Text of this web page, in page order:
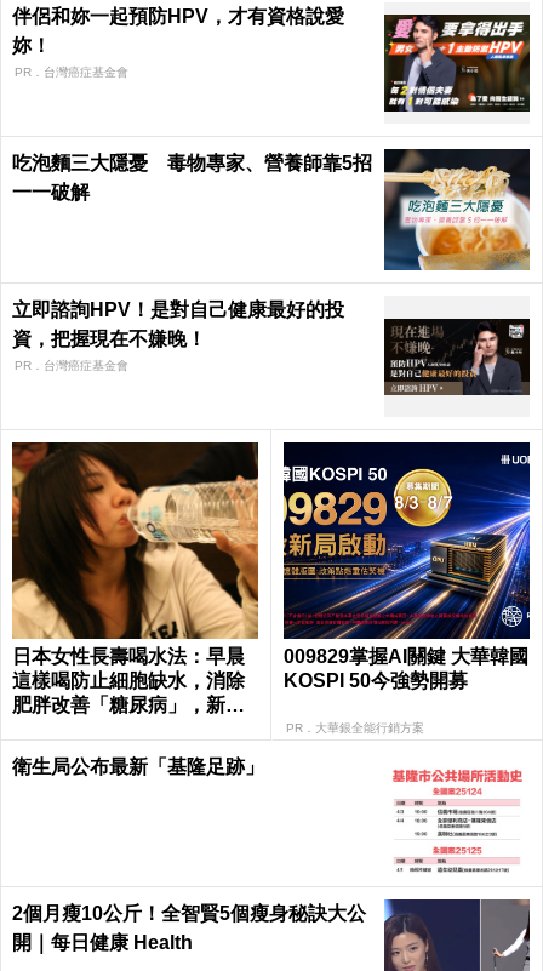
伴侶和妳一起預防HPV，才有資格說愛
妳！
PR．台灣癌症基金會
吃泡麵三大隱憂 毒物專家、營養師靠5招
一一破解
立即諮詢HPV！是對自己健康最好的投
資，把握現在不嫌晚！
PR．台灣癌症基金會
日本女性長壽喝水法：早晨
這樣喝防止細胞缺水，消除
肥胖改善「糖尿病」，新陳
009829掌握AI關鍵 大華韓國
KOSPI 50今強勢開募
PR．大華銀全能行銷方案
衛生局公布最新「基隆足跡」
2個月瘦10公斤！全智賢5個瘦身秘訣大公
開｜每日健康 Health